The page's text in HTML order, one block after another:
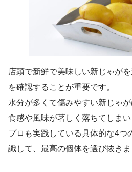
店頭で新鮮で美味しい新じゃが
を確認することが重要です。
水分が多くて傷みやすい新じゃ
食感や風味が著しく落ちてしまい
プロも実践している具体的な4つ
識して、最高の個体を選び抜きま